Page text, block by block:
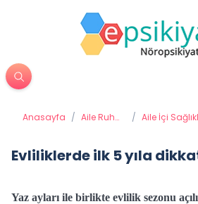
Anasayfa / Aile Ruh
/ Aile İçi
Evliliklerde ilk 5 yıla
Yaz ayları ile birlikte evlilik sezonu